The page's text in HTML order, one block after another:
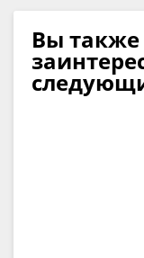
Вы